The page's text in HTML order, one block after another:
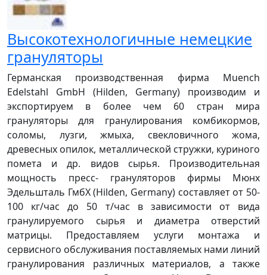
Высокотехнологичные немецкие
грануляторы
Германская производственная фирма Muench
Edelstahl GmbH (Hilden, Germany) производим и
экспортируем в более чем 60 стран мира
грануляторы для гранулирования комбикормов,
соломы, лузги, жмыха, свекловичного жома,
древесных опилок, металлической стружки, куриного
помета и др. видов сырья. Производительная
мощность пресс- грануляторов фирмы Мюнх
Эдельшталь ГмбХ (Hilden, Germany) составляет от 50-
100 кг/час до 50 т/час в зависимости от вида
гранулируемого сырья и диаметра отверстий
матрицы. Предоставляем услуги монтажа и
сервисного обслуживания поставляемых нами линий
гранулирования различных материалов, а также